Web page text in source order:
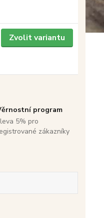
Zvolit variantu
program
5% pro
zákazníky